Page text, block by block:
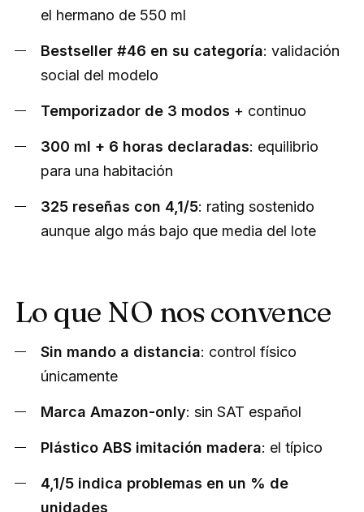
el hermano de 550 ml
Bestseller #46 en su categoría: validación
social del modelo
Temporizador de 3 modos + continuo
300 ml + 6 horas declaradas: equilibrio
para una habitación
325 reseñas con 4,1/5: rating sostenido
aunque algo más bajo que media del lote
Lo que NO nos convence
Sin mando a distancia: control físico
únicamente
Marca Amazon-only: sin SAT español
Plástico ABS imitación madera: el típico
4,1/5 indica problemas en un % de
unidades